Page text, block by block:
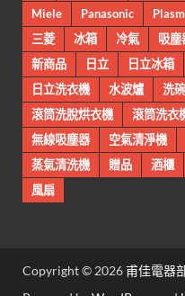
Miele
Panasonic
三菱
冰箱 冷氣 吸塵
新商品
日立 日立冰箱
日立洗衣機
水波爐 洗
滾筒洗脫烘衣機
滾筒洗衣
無線吸塵器
空氣清淨機
蒸氣清洗機
贈品 酒櫃
風扇
Copyright © 2026甫佳電器